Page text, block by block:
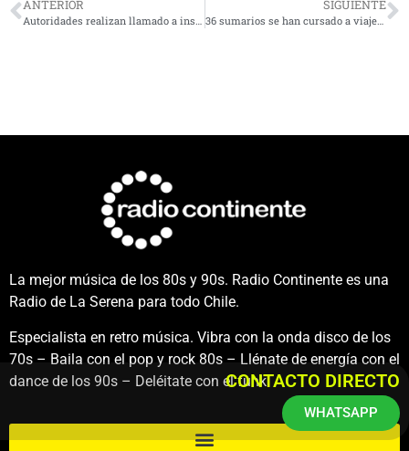
ANTERIOR SIGUIENTE
36 sumarios se han cursado a viajeros internacionales por no respetar cuarentena en la región
La mejor música de los 80s y 90s. Radio Continente es una
Radio de La Serena para todo Chile.
Especialista en retro música. Vibra con la onda disco de los
70s – Baila con el pop y rock 80s – Llénate de energía con el
dance de los 90s – Deléitate con el funk.CONTACTO DIRECTO
WHATSAPP